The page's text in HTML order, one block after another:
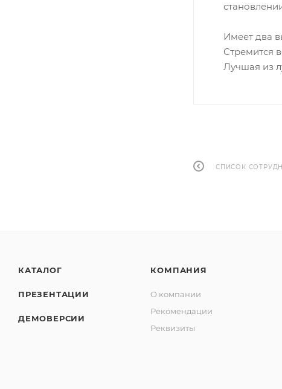
Имеет два
Стремится
Лучшая из
СПИСОК
КАТАЛОГ
ПРЕЗЕНТАЦИИ
ДЕМОВЕРСИИ
КОМПАНИЯ
О компании
Рекомендации
Реквизиты